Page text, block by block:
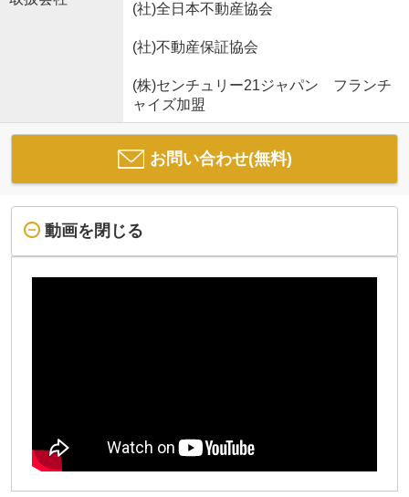
(社)全日本不動産協会
(社)不動産保証協会
(株)センチュリー21ジャパン フランチ
ャイズ加盟
お問い合わせ(無料)
動画を閉じる